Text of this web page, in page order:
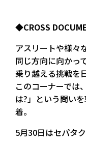
◆CROSS
アスリートや様々
同じ方向に向かっ
乗り越える挑戦を
このコーナーでは
は?」という問い
着。
5月30日はセパタ